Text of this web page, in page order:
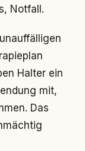
Notfall.
Halter ein
mit,
Das